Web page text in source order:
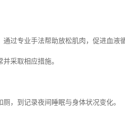
过专业手法帮助放松肌肉，促进血液
采取相应措施。
，到记录夜间睡眠与身体状况变化。